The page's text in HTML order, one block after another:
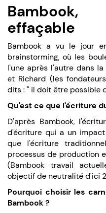
effaçable
Bambook a vu le jour
brainstorming, où les
l'une après l'autre dans
et Richard (les
dits : " il doit être possible
Qu'est ce que l'écriture
D'après Bambook,
d'écriture qui a un
que l'écriture
processus de production
(Bambook travail
objectif de neutralité d'ici
Pourquoi choisir les
Bambook ?